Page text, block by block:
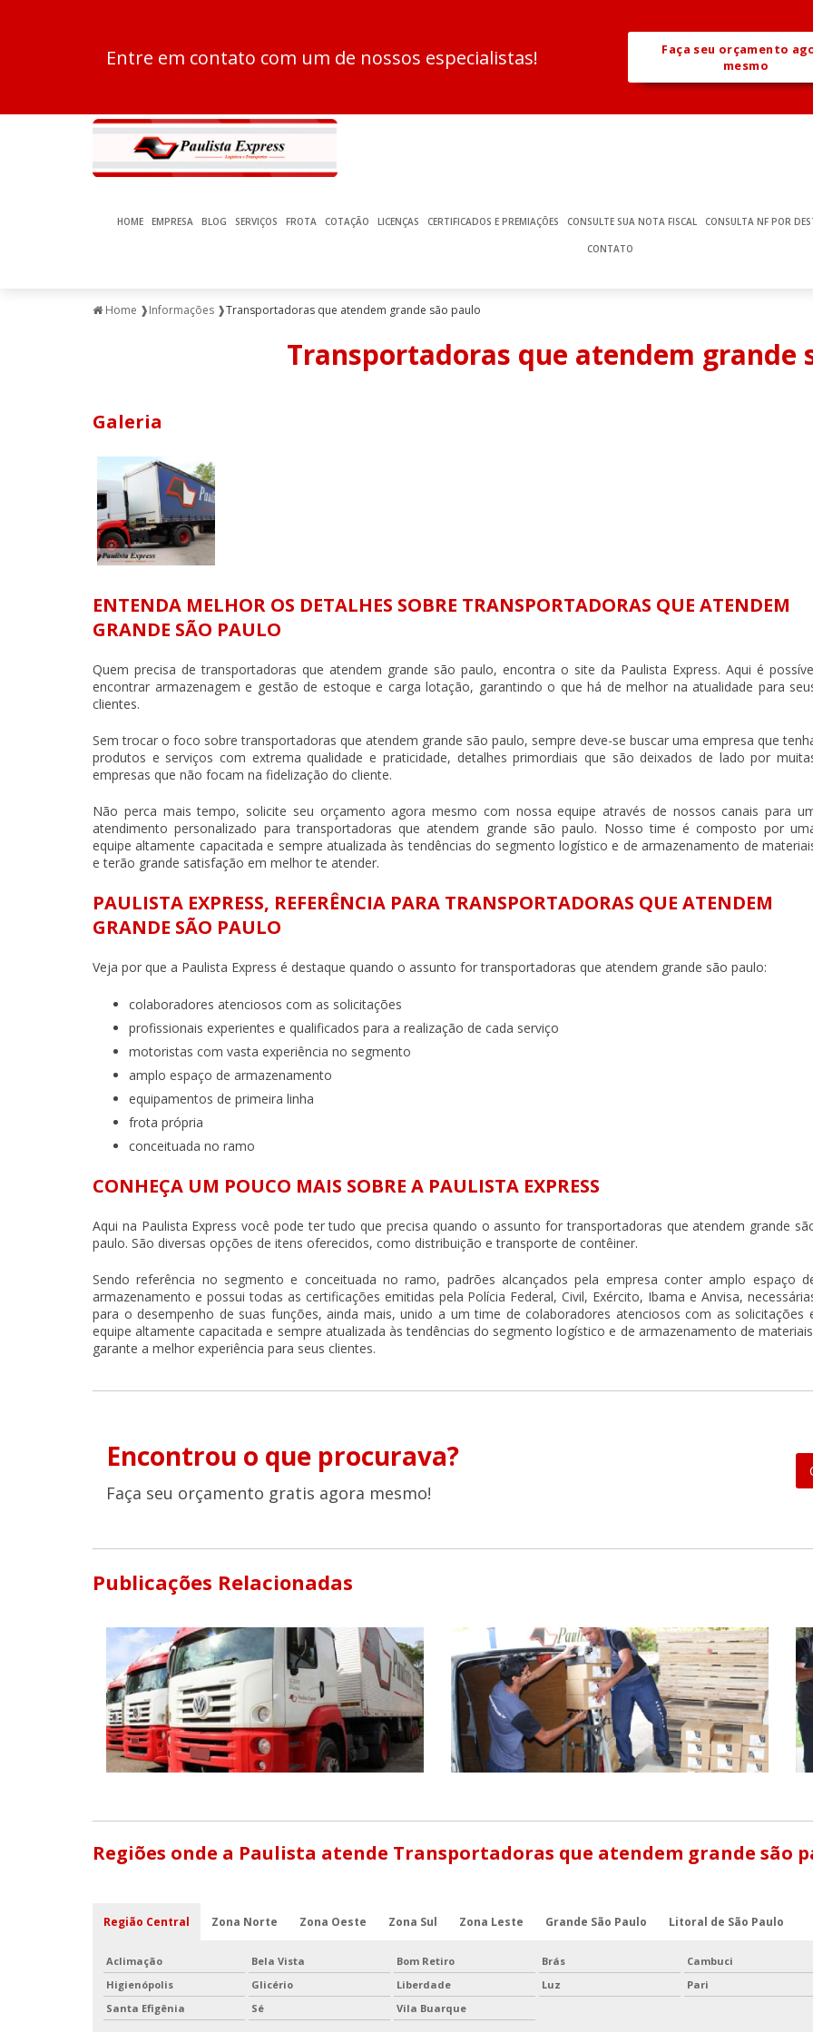
Entre em contato com um de nossos especialistas!
Faça seu orçamento
mesmo
HOME EMPRESA BLOG SERVIÇOS FROTA COTAÇÃO LICENÇAS CERTIFICADOS E PREMIAÇÕES CONSULTE SUA NOTA FISCAL CONSULTA NF POR
CONTATO
Home ❱Informações ❱Transportadoras que atendem grande são paulo
Transportadoras que atendem grande
Galeria
ENTENDA MELHOR OS DETALHES SOBRE TRANSPORTADORAS QUE ATENDEM
GRANDE SÃO PAULO
Quem precisa detransportadoras que atendem grande são paulo, encontra o site da Paulista Express. Aqui é
encontrar armazenagem e gestão de estoque e carga lotação, garantindo o que há de melhor na atualidade para
clientes.
Sem trocar o foco sobretransportadoras que atendem grande são paulo, sempre deve-se buscar uma empresa que
produtos e serviços com extrema qualidade e praticidade, detalhes primordiais que são deixados de lado por
empresas que não focam na fidelização do cliente.
Não perca mais tempo, solicite seu orçamento agora mesmo com nossa equipe através de nossos canais para
atendimento personalizado paratransportadoras que atendem grande são paulo. Nosso time é composto por
equipe altamente capacitada e sempre atualizada às tendências do segmento logístico e de armazenamento de
e terão grande satisfação em melhor te atender.
PAULISTA EXPRESS, REFERÊNCIA PARA TRANSPORTADORAS QUE ATENDEM
GRANDE SÃO PAULO
Veja por que a Paulista Express é destaque quando o assunto fortransportadoras que atendem grande são paulo:
colaboradores atenciosos com as solicitações
profissionais experientes e qualificados para a realização de cada serviço
motoristas com vasta experiência no segmento
amplo espaço de armazenamento
equipamentos de primeira linha
frota própria
conceituada no ramo
CONHEÇA UM POUCO MAIS SOBRE A PAULISTA EXPRESS
Aqui na Paulista Express você pode ter tudo que precisa quando o assunto fortransportadoras que atendem grande
paulo. São diversas opções de itens oferecidos, como distribuição e transporte de contêiner.
Sendo referência no segmento e conceituada no ramo, padrões alcançados pela empresa conter amplo espaço
armazenamento e possui todas as certificações emitidas pela Polícia Federal, Civil, Exército, Ibama e Anvisa,
para o desempenho de suas funções, ainda mais, unido a um time de colaboradores atenciosos com as solicitações
equipe altamente capacitada e sempre atualizada às tendências do segmento logístico e de armazenamento de
garante a melhor experiência para seus clientes.
Encontrou o que procurava?
Faça seu orçamento gratis agora mesmo!
Publicações Relacionadas
Regiões onde a Paulista atende Transportadoras que atendem grande são
Região Central Zona Norte Zona Oeste Zona Sul Zona Leste Grande São Paulo Litoral de São Paulo
Aclimação Bela Vista Bom Retiro Brás Cambuci
Higienópolis
Glicério Liberdade Luz Pari
Santa Efigênia
Sé Vila Buarque